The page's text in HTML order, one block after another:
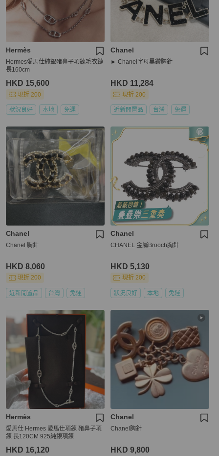
Hermès
Hermes愛馬仕純銀豬鼻子項鍊毛衣鏈
長160cm
HKD 15,600
現折 200
狀況良好 本地 免運
Chanel
► Chanel字母黑鑽胸針
HKD 11,284
現折 200
近新閒置品 台灣 免運
Chanel
Chanel 胸針
HKD 8,060
現折 200
近新閒置品 台灣 免運
Chanel
CHANEL 金屬Brooch胸針
HKD 5,130
現折 200
狀況良好 本地 免運
Hermès
愛馬仕 Hermes 愛馬仕項鍊 豬鼻子項
鍊 長120CM 925純銀項鍊
HKD 16,120
Chanel
Chanel胸針
HKD 9,800